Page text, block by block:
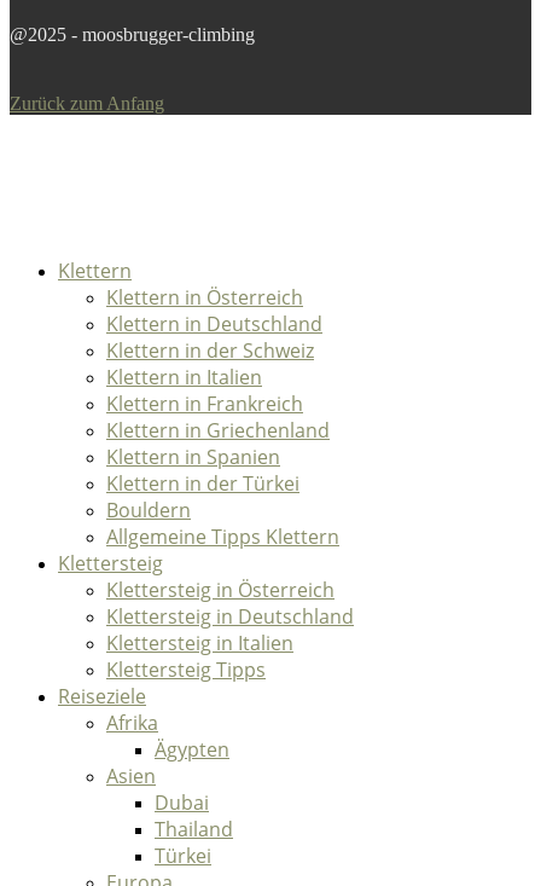
@2025 - moosbrugger-climbing
Zurück zum Anfang
Klettern
Klettern in Österreich
Klettern in Deutschland
Klettern in der Schweiz
Klettern in Italien
Klettern in Frankreich
Klettern in Griechenland
Klettern in Spanien
Klettern in der Türkei
Bouldern
Allgemeine Tipps Klettern
Klettersteig
Klettersteig in Österreich
Klettersteig in Deutschland
Klettersteig in Italien
Klettersteig Tipps
Reiseziele
Afrika
Ägypten
Asien
Dubai
Thailand
Türkei